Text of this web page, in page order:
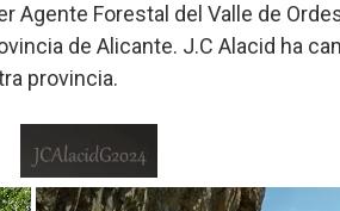
Agente Forestal del Valle de
de Alicante. J.C Alacid ha
provincia.